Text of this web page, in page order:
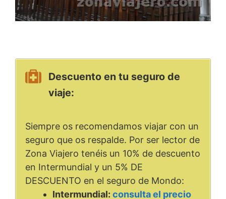
Descuento en tu seguro de
viaje:
Siempre os recomendamos viajar con un
seguro que os respalde. Por ser lector de
Zona Viajero tenéis un 10% de descuento
en Intermundial y un 5% DE
DESCUENTO en el seguro de Mondo:
Intermundial: consulta el precio